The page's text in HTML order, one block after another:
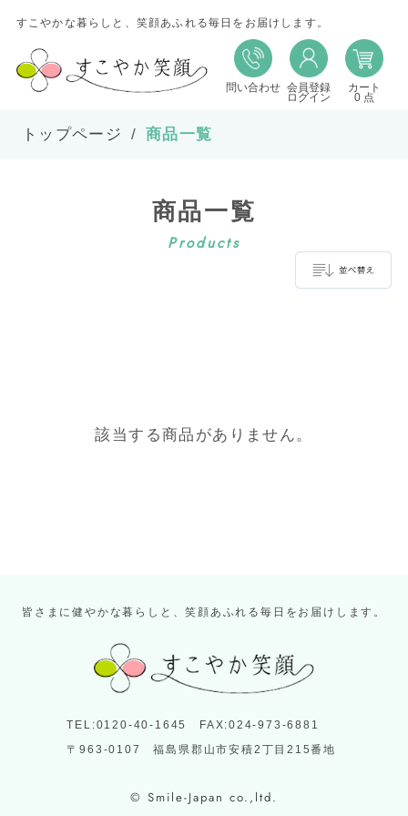
すこやかな暮らしと、笑顔あふれる毎日をお届けします。
問い合わせ 会員登録
ログイン
カート
0 点
トップページ 商品一覧
商品一覧
Products
並び替え
該当する商品がありません。
皆さまに健やかな暮らしと、笑顔あふれる毎日をお届けします。
TEL:0120-40-1645 FAX:024-973-6881
〒963-0107 福島県郡山市安積2丁目215番地
© Smile-Japan co.,ltd.